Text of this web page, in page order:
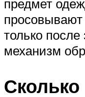
предмет
только
механизм